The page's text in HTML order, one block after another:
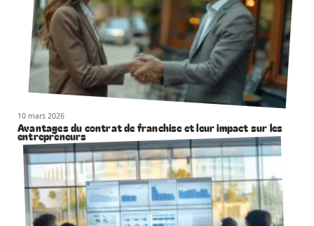
10 mars 2026
Avantages du contrat de franchise et leur impact sur les
entrepreneurs